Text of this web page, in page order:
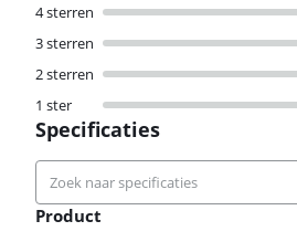
4 sterren
3 sterren
2 sterren
1 ster
Specificaties
Product